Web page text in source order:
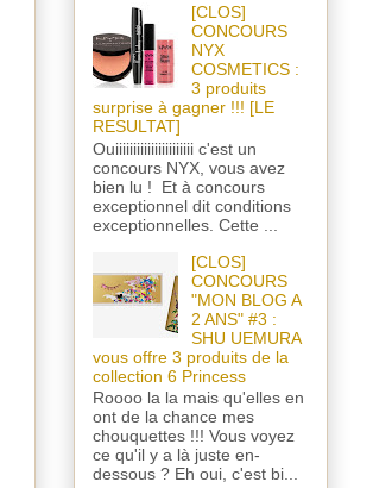
[CLOS]
CONCOURS
NYX
COSMETICS :
3 produits
surprise à gagner !!! [LE
RESULTAT]
Ouiiiiiiiiiiiiiiiiiiiiii c'est un
concours NYX, vous avez
bien lu ! Et à concours
exceptionnel dit conditions
exceptionnelles. Cette ...
[CLOS]
CONCOURS
"MON BLOG A
2 ANS" #3 :
SHU UEMURA
vous offre 3 produits de la
collection 6 Princess
Roooo la la mais qu'elles en
ont de la chance mes
chouquettes !!! Vous voyez
ce qu'il y a là juste en-
dessous ? Eh oui, c'est bi...